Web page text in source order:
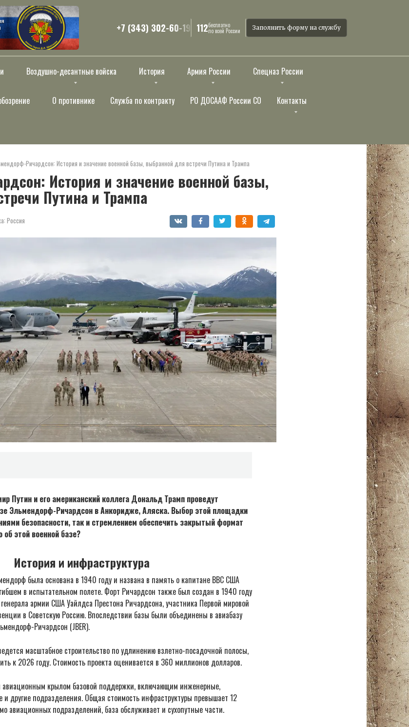
+7 (343) 302-60-19 112бесплатно
по всей России Заполнить форму на службу
Воздушно-десантные войска История Армия России Спецназ России
О противнике Служба по контракту РО ДОСААФ России СО Контакты
Ричардсон: История и значение военной базы, выбранной для встречи Путина и Трампа
История и значение военной базы,
Путина и Трампа
Россия
Путин и его американский коллега Дональд Трамп проведут
Эльмендорф-Ричардсон в Анкоридже, Аляска. Выбор этой площадки
безопасности, так и стремлением обеспечить закрытый формат
об этой военной базе?
История и инфраструктура
была основана в 1940 году и названа в память о капитане ВВС США
в испытательном полете. Форт Ричардсон также был создан в 1940 году
армии США Уайлдса Престона Ричардсона, участника Первой мировой
в Советскую Россию. Впоследствии базы были объединены в авиабазу
Ричардсон (JBER).
масштабное строительство по удлинению взлетно-посадочной полосы,
к 2026 году. Стоимость проекта оценивается в 360 миллионов долларов.
авиационным крылом базовой поддержки, включающим инженерные,
и другие подразделения. Общая стоимость инфраструктуры превышает 12
авиационных подразделений, база обслуживает и сухопутные части.